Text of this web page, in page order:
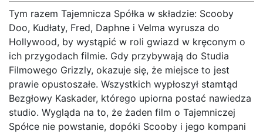
Tym razem Tajemnicza Spółka w składzie: Scooby
Doo, Kudłaty, Fred, Daphne i Velma wyrusza do
Hollywood, by wystąpić w roli gwiazd w kręconym o
ich przygodach filmie. Gdy przybywają do Studia
Filmowego Grizzly, okazuje się, że miejsce to jest
prawie opustoszałe. Wszystkich wypłoszył stamtąd
Bezgłowy Kaskader, którego upiorna postać nawiedza
studio. Wygląda na to, że żaden film o Tajemniczej
Spółce nie powstanie, dopóki Scooby i jego kompani